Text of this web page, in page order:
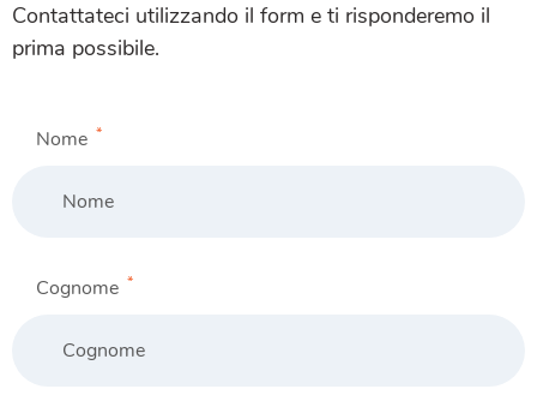
Contattateci utilizzando il form e ti risponderemo il
prima possibile.
Nome *
Cognome *